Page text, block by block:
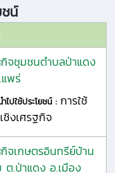
น์
จชุมชนตำบลป่าแดง
พร่
ปใช้ประโยชน์ : การใช้
ชิงเศรฐกิจ
จเกษตรอินทรีย์บ้าน
ต.ป่าแดง อ.เมือง